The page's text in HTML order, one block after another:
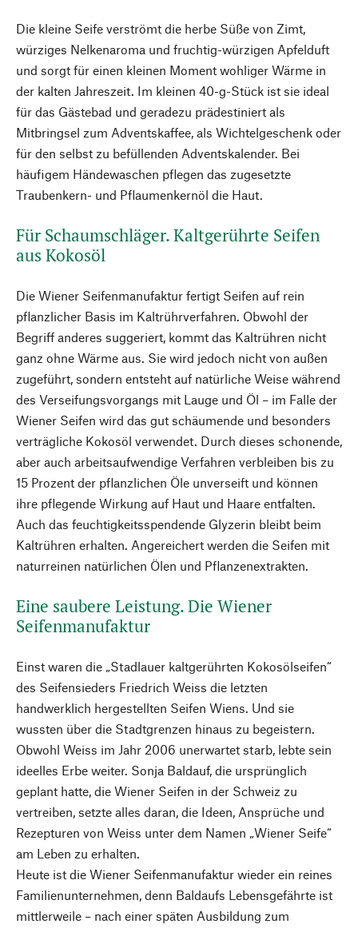
Die kleine Seife verströmt die herbe Süße von Zimt,
würziges Nelkenaroma und fruchtig-würzigen Apfelduft
und sorgt für einen kleinen Moment wohliger Wärme in
der kalten Jahreszeit. Im kleinen 40-g-Stück ist sie ideal
für das Gästebad und geradezu prädestiniert als
Mitbringsel zum Adventskaffee, als Wichtelgeschenk oder
für den selbst zu befüllenden Adventskalender. Bei
häufigem Händewaschen pflegen das zugesetzte
Traubenkern- und Pflaumenkernöl die Haut.
Für Schaumschläger. Kaltgerührte Seifen
aus Kokosöl
Die Wiener Seifenmanufaktur fertigt Seifen auf rein
pflanzlicher Basis im Kaltrührverfahren. Obwohl der
Begriff anderes suggeriert, kommt das Kaltrühren nicht
ganz ohne Wärme aus. Sie wird jedoch nicht von außen
zugeführt, sondern entsteht auf natürliche Weise während
des Verseifungsvorgangs mit Lauge und Öl – im Falle der
Wiener Seifen wird das gut schäumende und besonders
verträgliche Kokosöl verwendet. Durch dieses schonende,
aber auch arbeitsaufwendige Verfahren verbleiben bis zu
15 Prozent der pflanzlichen Öle unverseift und können
ihre pflegende Wirkung auf Haut und Haare entfalten.
Auch das feuchtigkeitsspendende Glyzerin bleibt beim
Kaltrühren erhalten. Angereichert werden die Seifen mit
naturreinen natürlichen Ölen und Pflanzenextrakten.
Eine saubere Leistung. Die Wiener
Seifenmanufaktur
Einst waren die „Stadlauer kaltgerührten Kokosölseifen“
des Seifensieders Friedrich Weiss die letzten
handwerklich hergestellten Seifen Wiens. Und sie
wussten über die Stadtgrenzen hinaus zu begeistern.
Obwohl Weiss im Jahr 2006 unerwartet starb, lebte sein
ideelles Erbe weiter. Sonja Baldauf, die ursprünglich
geplant hatte, die Wiener Seifen in der Schweiz zu
vertreiben, setzte alles daran, die Ideen, Ansprüche und
Rezepturen von Weiss unter dem Namen „Wiener Seife“
am Leben zu erhalten.
Heute ist die Wiener Seifenmanufaktur wieder ein reines
Familienunternehmen, denn Baldaufs Lebensgefährte ist
mittlerweile – nach einer späten Ausbildung zum